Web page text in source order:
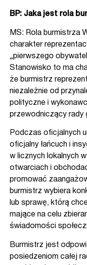
BP: Jaka jest rola
MS: Rola burmistrza
charakter
„pierwszego
Stanowisko to ma
że burmistrz
niezależnie od
polityczne i
przewodniczący rady
Podczas oficjalnych
oficjalny łańcuch i
w licznych lokalnych
otwarciach i
promować
burmistrz wybiera
lub sprawę, którą
mające na celu
świadomości
Burmistrz jest
posiedzeniom całej